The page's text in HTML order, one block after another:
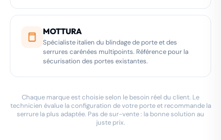
MOTTURA
Spécialiste italien du blindage de porte et des
serrures carénées multipoints. Référence pour la
sécurisation des portes existantes.
Chaque marque est choisie selon le besoin réel du client. Le
technicien évalue la configuration de votre porte et recommande la
serrure la plus adaptée. Pas de sur-vente : la bonne solution au
juste prix.